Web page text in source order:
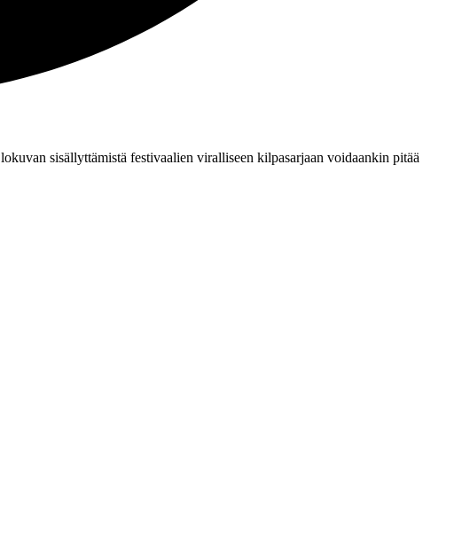
sisällyttämistä festivaalien viralliseen kilpasarjaan voidaankin pitää